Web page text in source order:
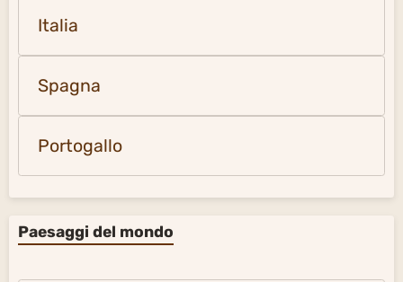
Italia
Spagna
Portogallo
Paesaggi del mondo